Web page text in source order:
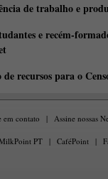
de trabalho e
e recém-
recursos para o
em contato | Assine nossas
PT | CaféPoint |